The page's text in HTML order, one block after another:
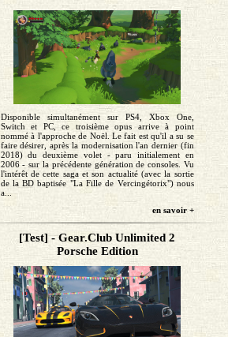
Disponible simultanément sur PS4, Xbox One,
Switch et PC, ce troisième opus arrive à point
nommé à l'approche de Noël. Le fait est qu'il a su se
faire désirer, après la modernisation l'an dernier (fin
2018) du deuxième volet - paru initialement en
2006 - sur la précédente génération de consoles. Vu
l'intérêt de cette saga et son actualité (avec la sortie
de la BD baptisée "La Fille de Vercingétorix") nous
a...
en savoir +
[Test] - Gear.Club Unlimited 2
Porsche Edition